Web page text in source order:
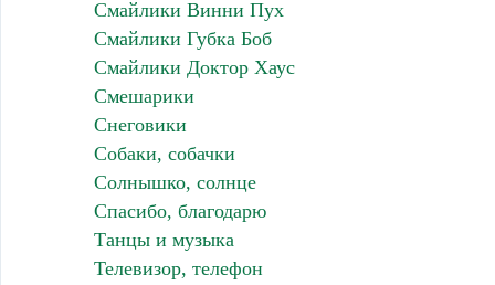
Смайлики Винни Пух
Смайлики Губка Боб
Смайлики Доктор Хаус
Смешарики
Снеговики
Собаки, собачки
Солнышко, солнце
Спасибо, благодарю
Танцы и музыка
Телевизор, телефон